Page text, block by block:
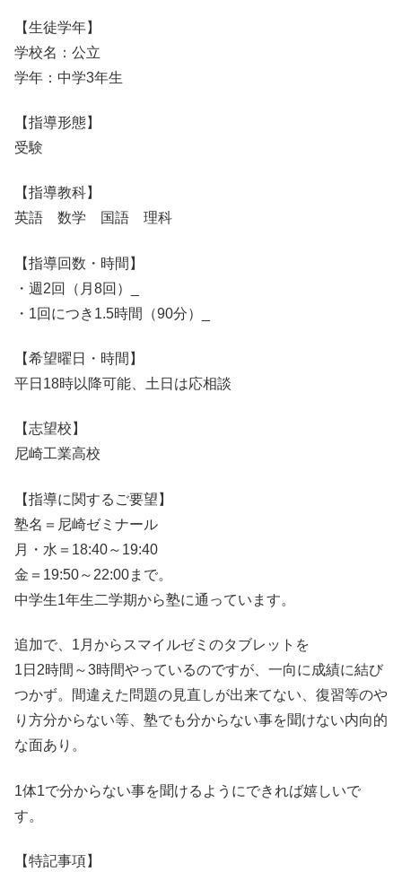
【生徒学年】
学校名：公立
学年：中学3年生
【指導形態】
受験
【指導教科】
英語 数学 国語 理科
【指導回数・時間】
・週2回（月8回）_
・1回につき1.5時間（90分）_
【希望曜日・時間】
平日18時以降可能、土日は応相談
【志望校】
尼崎工業高校
【指導に関するご要望】
塾名＝尼崎ゼミナール
月・水＝18:40～19:40
金＝19:50～22:00まで。
中学生1年生二学期から塾に通っています。
追加で、1月からスマイルゼミのタブレットを
1日2時間～3時間やっているのですが、一向に成績に結び
つかず。間違えた問題の見直しが出来てない、復習等のや
り方分からない等、塾でも分からない事を聞けない内向的
な面あり。
1体1で分からない事を聞けるようにできれば嬉しいで
す。
【特記事項】